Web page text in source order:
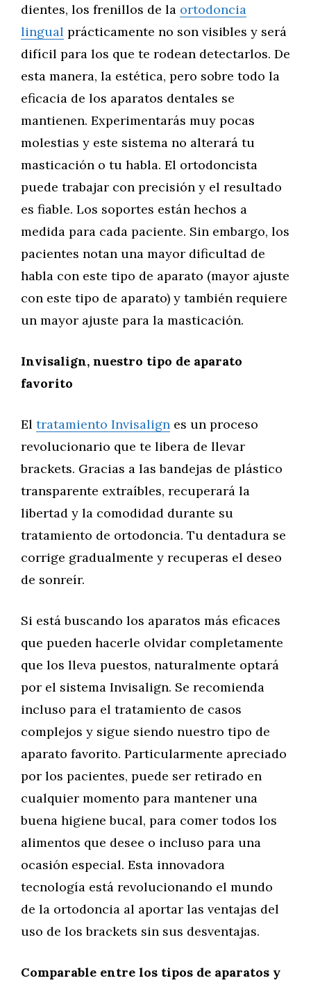
dientes, los frenillos de la ortodoncia
lingual prácticamente no son visibles y será
difícil para los que te rodean detectarlos. De
esta manera, la estética, pero sobre todo la
eficacia de los aparatos dentales se
mantienen. Experimentarás muy pocas
molestias y este sistema no alterará tu
masticación o tu habla. El ortodoncista
puede trabajar con precisión y el resultado
es fiable. Los soportes están hechos a
medida para cada paciente. Sin embargo, los
pacientes notan una mayor dificultad de
habla con este tipo de aparato (mayor ajuste
con este tipo de aparato) y también requiere
un mayor ajuste para la masticación.
Invisalign, nuestro tipo de aparato
favorito
El tratamiento Invisalign es un proceso
revolucionario que te libera de llevar
brackets. Gracias a las bandejas de plástico
transparente extraíbles, recuperará la
libertad y la comodidad durante su
tratamiento de ortodoncia. Tu dentadura se
corrige gradualmente y recuperas el deseo
de sonreír.
Si está buscando los aparatos más eficaces
que pueden hacerle olvidar completamente
que los lleva puestos, naturalmente optará
por el sistema Invisalign. Se recomienda
incluso para el tratamiento de casos
complejos y sigue siendo nuestro tipo de
aparato favorito. Particularmente apreciado
por los pacientes, puede ser retirado en
cualquier momento para mantener una
buena higiene bucal, para comer todos los
alimentos que desee o incluso para una
ocasión especial. Esta innovadora
tecnología está revolucionando el mundo
de la ortodoncia al aportar las ventajas del
uso de los brackets sin sus desventajas.
Comparable entre los tipos de aparatos y